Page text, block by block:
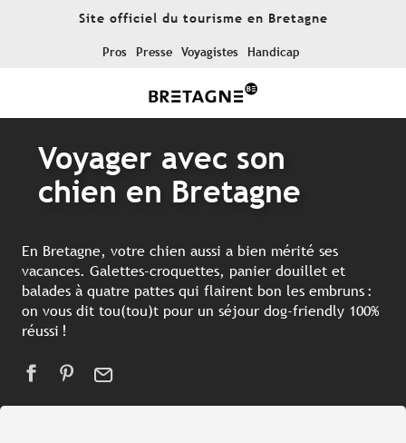
Site officiel du tourisme en Bretagne
Pros Presse Voyagistes Handicap
Voyager avec son
chien en Bretagne
En Bretagne, votre chien aussi a bien mérité ses
vacances. Galettes-croquettes, panier douillet et
balades à quatre pattes qui flairent bon les embruns :
on vous dit tou(tou)t pour un séjour dog-friendly 100%
réussi !